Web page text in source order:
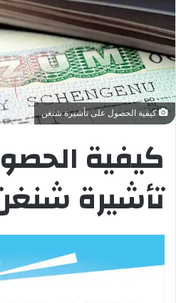
كيفية الحصول على تأشيرة شنغن
كيفية
تأشيرة